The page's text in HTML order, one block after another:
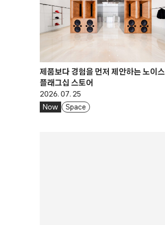
제품보다 경험을 먼저 제안하는 노이스
플래그십 스토어
2026. 07. 25
Now Space